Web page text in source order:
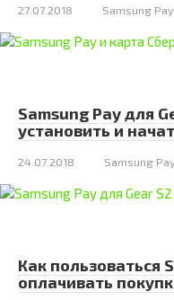
27.07.2018 Samsung Pay
Samsung Pay для
установить и
24.07.2018 Samsung
Как пользоваться
оплачивать